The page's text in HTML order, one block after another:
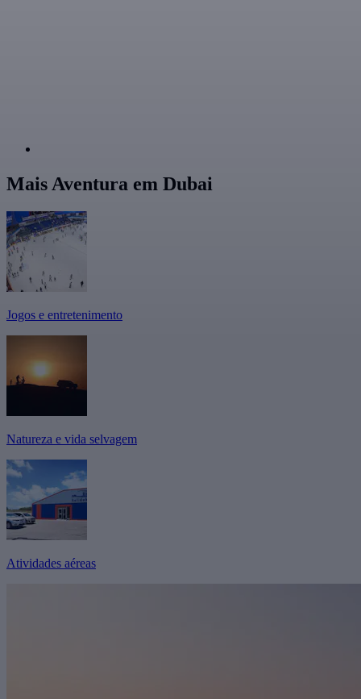
Mais Aventura em Dubai
Jogos e entretenimento
Natureza e vida selvagem
Atividades aéreas